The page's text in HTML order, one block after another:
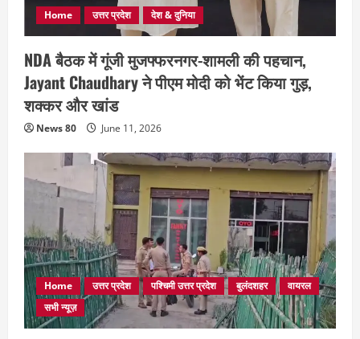
Home उत्तर प्रदेश देश & दुनिया
NDA बैठक में गूंजी मुजफ्फरनगर-शामली की पहचान,
Jayant Chaudhary ने पीएम मोदी को भेंट किया गुड़,
शक्कर और खांड
News 80 June 11, 2026
Home उत्तर प्रदेश पश्चिमी उत्तर प्रदेश बुलंदशहर
वायरल
सभी न्यूज़